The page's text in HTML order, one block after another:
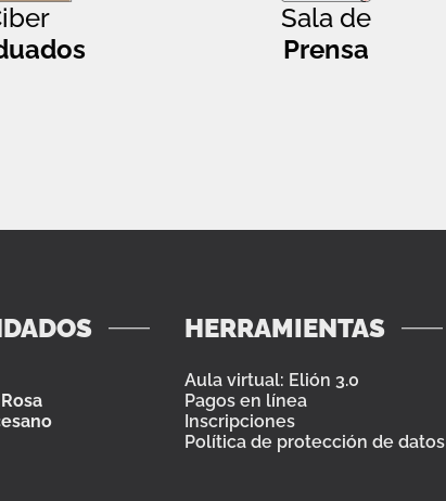
Sala de
Prensa
HERRAMIENTAS
Aula virtual: Elión 3.0
Pagos en línea
Inscripciones
Política de protección de datos